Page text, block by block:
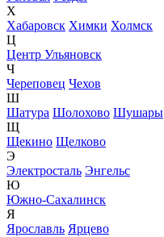
Х
Хабаровск Химки Холмск
Ц
Центр Ульяновск
Ч
Череповец Чехов
Ш
Шатура Шолохово Шушары
Щ
Щекино Щелково
Э
Электросталь Энгельс
Ю
Южно-Сахалинск
Я
Ярославль Ярцево